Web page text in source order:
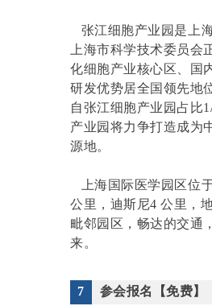
张江细胞产业园是上
上海市科学技术委员会
化细胞产业核心区、国
研发优势居全国领先地
自张江细胞产业园占比
产业园将力争打造成为
源地。
上海国际医学园区位
公里，迪斯尼4 公里，
毗邻园区，畅达的交通
来。
7 参会报名【免费】